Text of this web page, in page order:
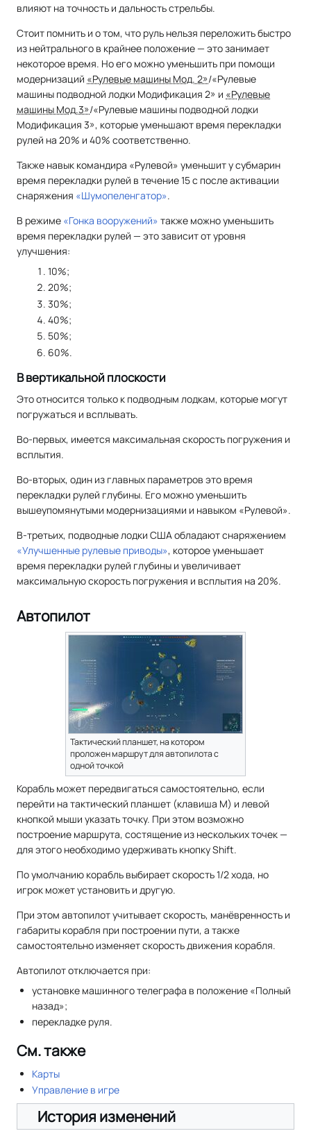
влияют на точность и дальность стрельбы.
Стоит помнить и о том, что руль нельзя переложить быстро
из нейтрального в крайнее положение — это занимает
некоторое время. Но его можно уменьшить при помощи
модернизаций «Рулевые машины Мод. 2»/«Рулевые
машины подводной лодки Модификация 2» и «Рулевые
машины Мод.3»/«Рулевые машины подводной лодки
Модификация 3», которые уменьшают время перекладки
рулей на 20% и 40% соответственно.
Также навык командира «Рулевой» уменьшит у субмарин
время перекладки рулей в течение 15 с после активации
снаряжения «Шумопеленгатор».
В режиме «Гонка вооружений» также можно уменьшить
время перекладки рулей — это зависит от уровня
улучшения:
10%;
20%;
30%;
40%;
50%;
60%.
В вертикальной плоскости
Это относится только к подводным лодкам, которые могут
погружаться и всплывать.
Во-первых, имеется максимальная скорость погружения и
всплытия.
Во-вторых, один из главных параметров это время
перекладки рулей глубины. Его можно уменьшить
вышеупомянутыми модернизациями и навыком «Рулевой».
В-третьих, подводные лодки США обладают снаряжением
«Улучшенные рулевые приводы», которое уменьшает
время перекладки рулей глубины и увеличивает
максимальную скорость погружения и всплытия на 20%.
Автопилот
Тактический планшет, на котором
проложен маршрут для автопилота с
одной точкой
Корабль может передвигаться самостоятельно, если
перейти на тактический планшет (клавиша М) и левой
кнопкой мыши указать точку. При этом возможно
построение маршрута, состящение из нескольких точек —
для этого необходимо удерживать кнопку Shift.
По умолчанию корабль выбирает скорость 1/2 хода, но
игрок может установить и другую.
При этом автопилот учитывает скорость, манёвренность и
габариты корабля при построении пути, а также
самостоятельно изменяет скорость движения корабля.
Автопилот отключается при:
установке машинного телеграфа в положение «Полный
назад»;
перекладке руля.
См. также
Карты
Управление в игре
История изменений